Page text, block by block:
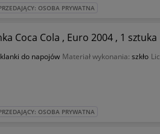
OSOBA PRYWATNA
Coca Cola , Euro 2004 , 1 sztuka
do napojów Materiał wykonania: szkło
OSOBA PRYWATNA